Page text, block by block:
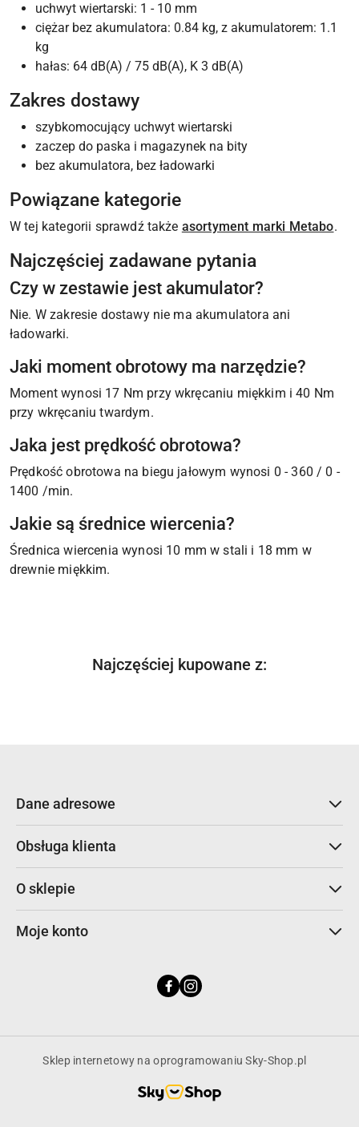
uchwyt wiertarski: 1 - 10 mm
ciężar bez akumulatora: 0.84 kg, z akumulatorem: 1.1
kg
hałas: 64 dB(A) / 75 dB(A), K 3 dB(A)
Zakres dostawy
szybkomocujący uchwyt wiertarski
zaczep do paska i magazynek na bity
bez akumulatora, bez ładowarki
Powiązane kategorie
W tej kategorii sprawdź także asortyment marki Metabo.
Najczęściej zadawane pytania
Czy w zestawie jest akumulator?
Nie. W zakresie dostawy nie ma akumulatora ani
ładowarki.
Jaki moment obrotowy ma narzędzie?
Moment wynosi 17 Nm przy wkręcaniu miękkim i 40 Nm
przy wkręcaniu twardym.
Jaka jest prędkość obrotowa?
Prędkość obrotowa na biegu jałowym wynosi 0 - 360 / 0 -
1400 /min.
Jakie są średnice wiercenia?
Średnica wiercenia wynosi 10 mm w stali i 18 mm w
drewnie miękkim.
Pomiń karuzelę produktów
Produkty
Najczęściej kupowane z:
Dane adresowe
Obsługa klienta
O sklepie
Moje konto
Sklep internetowy na oprogramowaniu Sky-Shop.pl